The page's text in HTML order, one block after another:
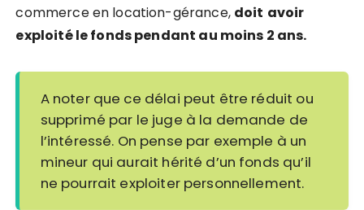
commerce en location-gérance, doit avoir
exploité le fonds pendant au moins 2 ans.
A noter que ce délai peut être réduit ou
supprimé par le juge à la demande de
l’intéressé. On pense par exemple à un
mineur qui aurait hérité d’un fonds qu’il
ne pourrait exploiter personnellement.